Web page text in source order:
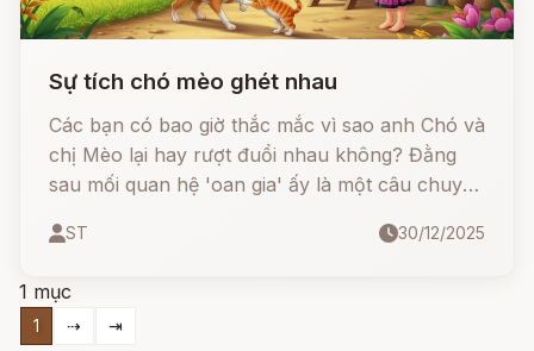
Sự tích chó mèo ghét nhau
Các bạn có bao giờ thắc mắc vì sao anh Chó và
chị Mèo lại hay rượt đuổi nhau không? Đằng
sau mối quan hệ 'oan gia' ấy là một câu chuyện
ST 30/12/2025
1 mục
1 ⇢ ⇥